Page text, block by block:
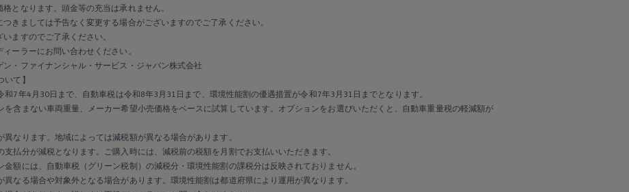
となります。頭金等の充当は承れません。
きましては予告なく変更する場合がございますのでご了承ください。
ますのでご了承ください。
ーラーにお問い合わせください。
・ファイナンシャル・サービス・ジャパン株式会社
て】
7年4月30日まで、自動車税は令和8年3月31日まで、環境性能割の優遇措置が令和7年3月31日までとなります。
含まない車両重量、メーカー希望小売価格をベースに試算しています。オプションをお選びいただくと、自動車重量税の軽減額が
なります。地域によっては減税額が異なる場合があります。
払分が減税となります。ご購入時には、減税前の税額を月割でお支払いいただきます。
額には、自動車税（グリーン税制）の減税分・環境性能割の課税分は反映されておりません。
なる場合や対象外となる場合があります。環境性能割は都道府県により運用が異なります。